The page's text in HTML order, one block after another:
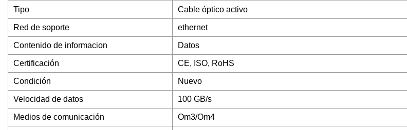
Tipo Cable óptico activo
Red de soporte ethernet
Contenido de informacion Datos
Certificación CE, ISO, RoHS
Condición Nuevo
Velocidad de datos 100 GB/s
Medios de comunicación Om3/Om4